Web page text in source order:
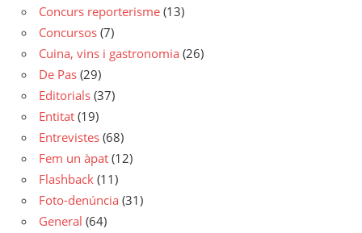
Concurs reporterisme (13)
Concursos (7)
Cuina, vins i gastronomia (26)
De Pas (29)
Editorials (37)
Entitat (19)
Entrevistes (68)
Fem un àpat (12)
Flashback (11)
Foto-denúncia (31)
General (64)